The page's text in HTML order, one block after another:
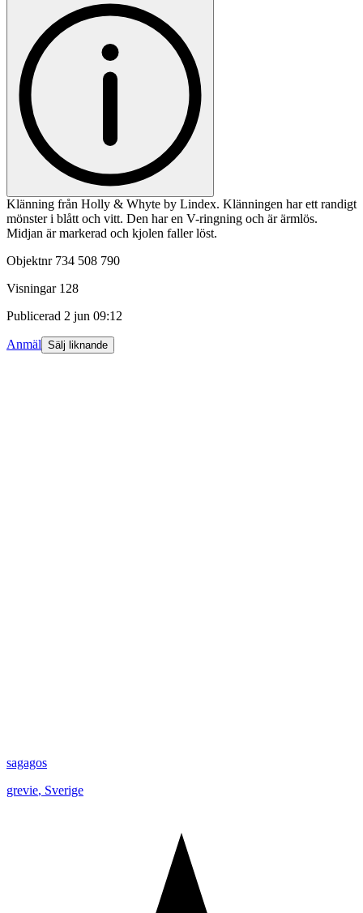
Klänning från Holly & Whyte by Lindex. Klänningen har ett randigt
mönster i blått och vitt. Den har en V-ringning och är ärmlös.
Midjan är markerad och kjolen faller löst.
Objektnr 734 508 790
Visningar 128
Publicerad 2 jun 09:12
Anmäl Sälj liknande
sagagos
grevie, Sverige